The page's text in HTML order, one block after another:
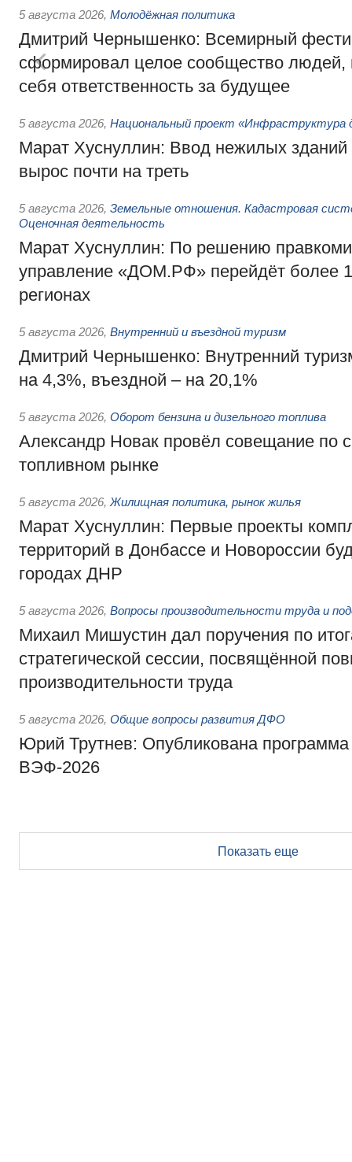
5 августа 2026, Молодёжная политика
Дмитрий Чернышенко: Всемирный
сформировал целое сообщество людей,
себя ответственность за будущее
5 августа 2026, Национальный проект «Инфраструктура
Марат Хуснуллин: Ввод нежилых зданий
вырос почти на треть
5 августа 2026, Земельные отношения. Кадастровая
Оценочная деятельность
Марат Хуснуллин: По решению
управление «ДОМ.РФ» перейдёт более
регионах
5 августа 2026, Внутренний и въездной туризм
Дмитрий Чернышенко: Внутренний
на 4,3%, въездной – на 20,1%
5 августа 2026, Оборот бензина и дизельного топлива
Александр Новак провёл совещание по
топливном рынке
5 августа 2026, Жилищная политика, рынок жилья
Марат Хуснуллин: Первые проекты
территорий в Донбассе и Новороссии
городах ДНР
5 августа 2026, Вопросы производительности труда и
Михаил Мишустин дал поручения по
стратегической сессии, посвящённой
производительности труда
5 августа 2026, Общие вопросы развития ДФО
Юрий Трутнев: Опубликована
ВЭФ-2026
Показать еще